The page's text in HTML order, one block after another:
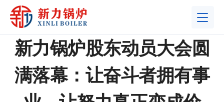
首页 > 新闻中心 > 企业动态
新力锅炉股东动员大会圆
满落幕：让奋斗者拥有事